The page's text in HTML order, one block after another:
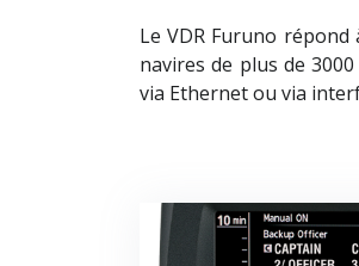
Le VDR Furuno
navires de plus de
via Ethernet ou via